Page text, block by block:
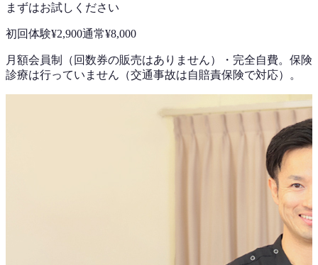
まずはお試しください
初回体験¥2,900通常¥8,000
月額会員制（回数券の販売はありません） ・ 完全自費。保険
診療は行っていません（交通事故は自賠責保険で対応）。